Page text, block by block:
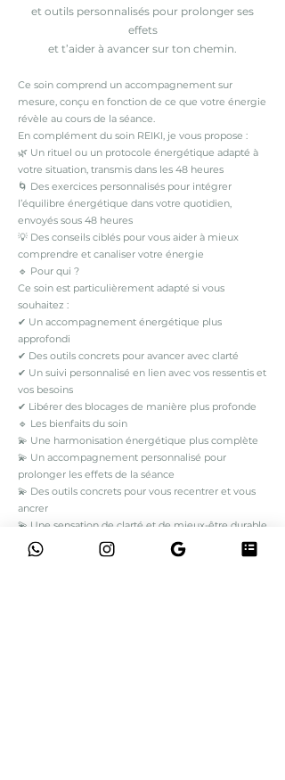
et outils personnalisés pour prolonger ses
effets
et t’aider à avancer sur ton chemin.
Ce soin comprend un accompagnement sur
mesure, conçu en fonction de ce que votre énergie
révèle au cours de la séance.
En complément du soin REIKI, je vous propose :
🌿 Un rituel ou un protocole énergétique adapté à
votre situation, transmis dans les 48 heures
🌀 Des exercices personnalisés pour intégrer
l’équilibre énergétique dans votre quotidien,
envoyés sous 48 heures
💡 Des conseils ciblés pour vous aider à mieux
comprendre et canaliser votre énergie
🔹 Pour qui ?
Ce soin est particulièrement adapté si vous
souhaitez :
✔ Un accompagnement énergétique plus
approfondi
✔ Des outils concrets pour avancer avec clarté
✔ Un suivi personnalisé en lien avec vos ressentis et
vos besoins
✔ Libérer des blocages de manière plus profonde
🔹 Les bienfaits du soin
💫 Une harmonisation énergétique plus complète
💫 Un accompagnement personnalisé pour
prolonger les effets de la séance
💫 Des outils concrets pour vous recentrer et vous
ancrer
💫 Une sensation de clarté et de mieux-être durable
Ce soin est un véritable cocon énergétique.
Un espace privilégié où vous recevez non